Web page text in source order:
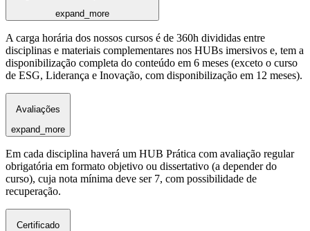
expand_more
A carga horária dos nossos cursos é de 360h divididas entre
disciplinas e materiais complementares nos HUBs imersivos e, tem a
disponibilização completa do conteúdo em 6 meses (exceto o curso
de ESG, Liderança e Inovação, com disponibilização em 12 meses).
Avaliações
expand_more
Em cada disciplina haverá um HUB Prática com avaliação regular
obrigatória em formato objetivo ou dissertativo (a depender do
curso), cuja nota mínima deve ser 7, com possibilidade de
recuperação.
Certificado